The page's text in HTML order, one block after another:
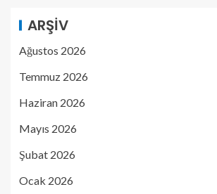
ARŞIV
Ağustos 2026
Temmuz 2026
Haziran 2026
Mayıs 2026
Şubat 2026
Ocak 2026